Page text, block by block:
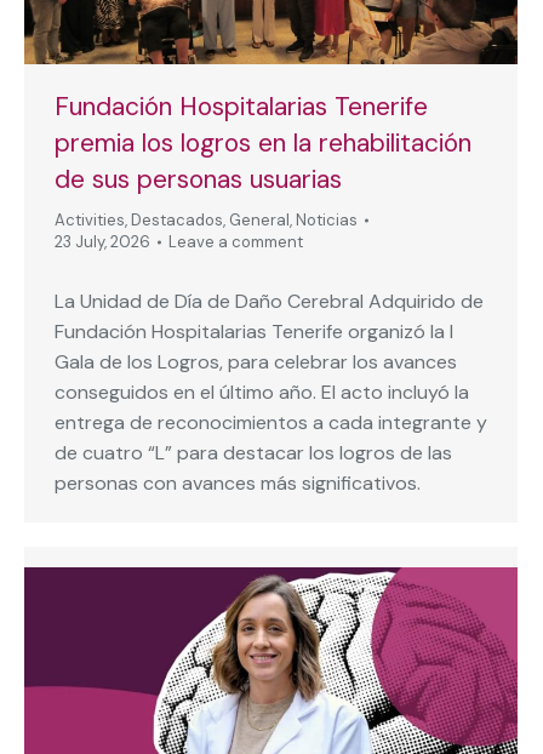
Fundación Hospitalarias Tenerife
premia los logros en la rehabilitación
de sus personas usuarias
Activities, Destacados, General, Noticias
23 July, 2026
Leave a comment
La Unidad de Día de Daño Cerebral Adquirido de
Fundación Hospitalarias Tenerife organizó la I
Gala de los Logros, para celebrar los avances
conseguidos en el último año. El acto incluyó la
entrega de reconocimientos a cada integrante y
de cuatro “L” para destacar los logros de las
personas con avances más significativos.